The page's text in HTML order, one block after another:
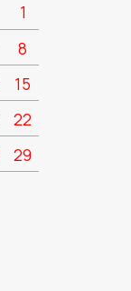
1
8
15
22
29